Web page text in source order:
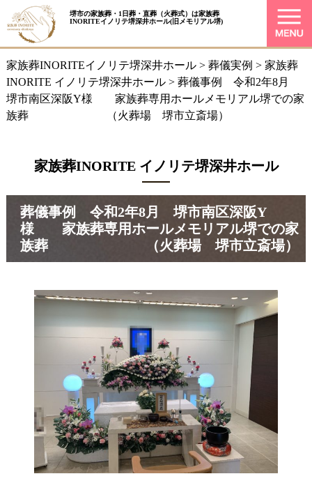
堺市の家族葬・1日葬・直葬（火葬式）は家族葬
INORITEイノリテ堺深井ホール(旧メモリアル堺)
家族葬INORITEイノリテ堺深井ホール> 葬儀実例 > 家族葬
INORITE イノリテ堺深井ホール> 葬儀事例 令和2年8月
堺市南区深阪Y様 家族葬専用ホールメモリアル堺での家
族葬 （火葬場 堺市立斎場）
家族葬INORITE イノリテ堺深井ホール
葬儀事例 令和2年8月 堺市南区深阪Y
様 家族葬専用ホールメモリアル堺での家
族葬 （火葬場 堺市立斎場）